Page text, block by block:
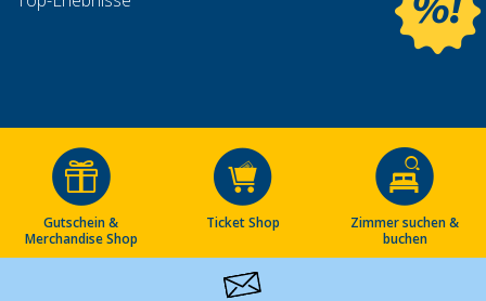
Gutschein &
Merchandise Shop
Ticket Shop
Zimmer suchen &
buchen